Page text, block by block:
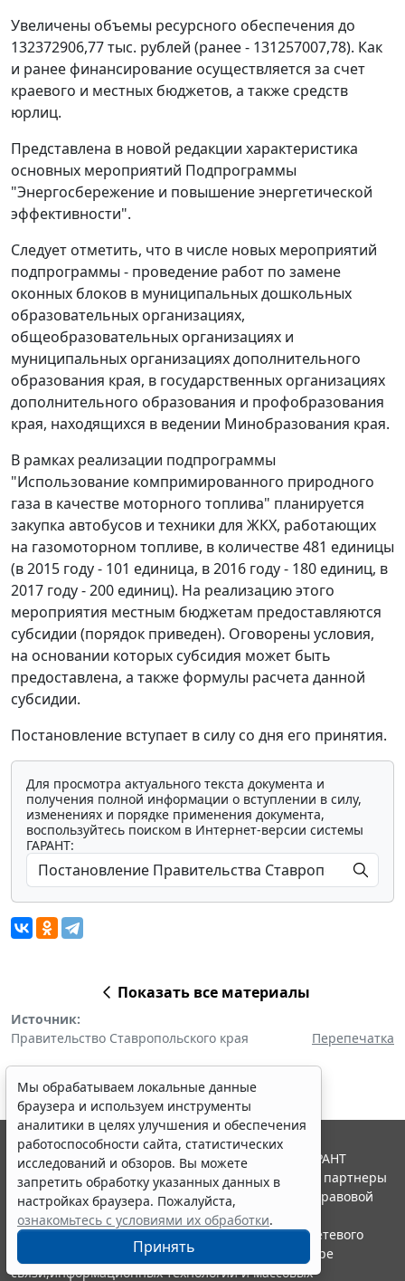
Увеличены объемы ресурсного обеспечения до
132372906,77 тыс. рублей (ранее - 131257007,78). Как
и ранее финансирование осуществляется за счет
краевого и местных бюджетов, а также средств
юрлиц.
Представлена в новой редакции характеристика
основных мероприятий Подпрограммы
"Энергосбережение и повышение энергетической
эффективности".
Следует отметить, что в числе новых мероприятий
подпрограммы - проведение работ по замене
оконных блоков в муниципальных дошкольных
образовательных организациях,
общеобразовательных организациях и
муниципальных организациях дополнительного
образования края, в государственных организациях
дополнительного образования и профобразования
края, находящихся в ведении Минобразования края.
В рамках реализации подпрограммы
"Использование компримированного природного
газа в качестве моторного топлива" планируется
закупка автобусов и техники для ЖКХ, работающих
на газомоторном топливе, в количестве 481 единицы
(в 2015 году - 101 единица, в 2016 году - 180 единиц, в
2017 году - 200 единиц). На реализацию этого
мероприятия местным бюджетам предоставляются
субсидии (порядок приведен). Оговорены условия,
на основании которых субсидия может быть
предоставлена, а также формулы расчета данной
субсидии.
Постановление вступает в силу со дня его принятия.
Для просмотра актуального текста документа и
получения полной информации о вступлении в силу,
изменениях и порядке применения документа,
воспользуйтесь поиском в Интернет-версии системы
ГАРАНТ:
Показать все материалы
Источник:
Правительство Ставропольского края
Перепечатка
Мы обрабатываем локальные данные
браузера и используем инструменты
аналитики в целях улучшения и обеспечения
работоспособности сайта, статистических
исследований и обзоров. Вы можете
запретить обработку указанных данных в
настройках браузера. Пожалуйста,
ознакомьтесь с условиями их обработки.
Принять
© ООО "НПП "ГАРАНТ-СЕРВИС", 2026. Система ГАРАНТ
выпускается с 1990 года. Компания "Гарант" и ее партнеры
являются участниками Российской ассоциации правовой
информации ГАРАНТ.
Портал ГАРАНТ.РУ зарегистрирован в качестве сетевого
издания Федеральной службой по надзору в сфере
связи,информационных технологий и массовых